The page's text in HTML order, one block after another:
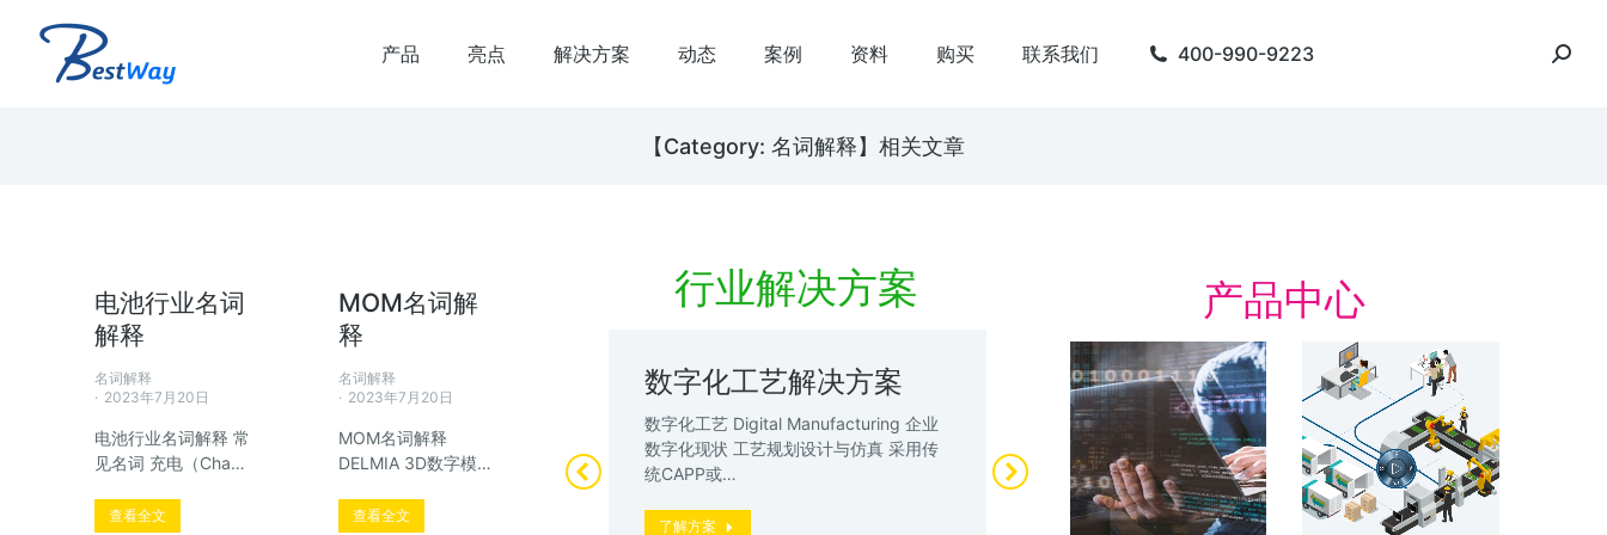
产品 亮点 解决方案 动态 案例 资料 购买 联系我们 400-990-9223
【Category: 名词解释】相关文章
电池行业名词
解释
名词解释
2023年7月20日
电池行业名词解释 常
见名词 充电（Cha…
查看全文
MOM名词解
释
名词解释
2023年7月20日
MOM名词解释
DELMIA 3D数字模…
查看全文
行业解决方案
决方案 虚拟联调解决方案
时间 减少产线搭建时的错误和返工 提升
产线质量和可靠的plc代码 验证多…
数字化工艺解决方案
数字化工艺 Digital Manufacturing 企业
数字化现状 工艺规划设计与仿真 采用传
统CAPP或…
了解方案
数字化精益管理解决方
数字化精益管理 建设基于“虚拟数字化工
厂” 的数字化制造体系 实时，在线，互
动。 简化会议准备。 人员主动参与…
数字化工厂
数字化工厂 整合产品
周期
了解方案
产品中心